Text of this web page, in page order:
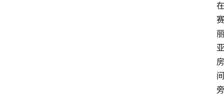
在
赛
丽
亚
房
间
旁